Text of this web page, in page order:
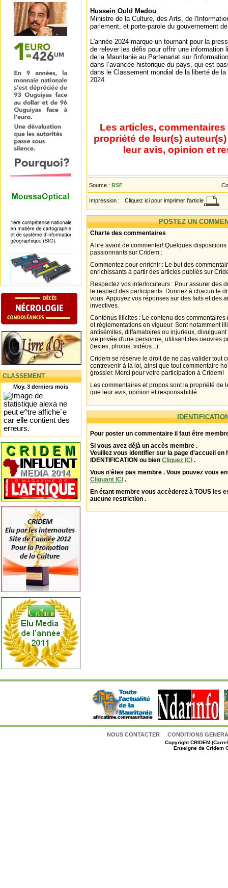
CLASSEMENT
Moy. 3 derniers mois
Hussein Ould Medou
Ministre de la Culture, des Arts, de
parlement, et porte-parole du gouvernement
L'année 2024 marque un tournant pour la
de relever les défis pour offrir une information
de la Mauritanie au Partenariat sur
dans l’avancée historique du pays, qui est
dans le Classement mondial de la liberté de
2024.
Les articles,
propriété de leur(s)
leur avis, opinion et
Source : RSF
Impression : Cliquez ici pour imprimer l'article
POSTEZ UN
Charte des commentaires
A lire avant de commenter! Quelques
passionnants sur Cridem :
Commentez pour enrichir : Le but des
enrichissants à partir des articles publiés sur
Respectez vos interlocuteurs : Pour assurer des
le respect des participants. Donnez à chacun le
vous. Appuyez vos réponses sur des faits et des
invectives.
Contenus illicites : Le contenu des
et réglementations en vigueur. Sont notamment
antisémites, diffamatoires ou injurieux,
vie privée d'une personne, utilisant des oeuvres
(textes, photos, vidéos...).
Cridem se réserve le droit de ne pas valider tout
contrevenir à la loi, ainsi que tout commentaire
grossier. Merci pour votre participation à Cridem!
Les commentaires et propos sont la propriété de
que leur avis, opinion et responsabilité.
Pour poster un commentaire il faut être
Si vous avez déjà un accès membre .
Veuillez vous identifier sur la page d'accueil en
IDENTIFICATION ou bien Cliquez ICI .
Vous n'êtes pas membre . Vous pouvez vous
Cliquant ICI .
En étant membre vous accèderez à TOUS les
aucune restriction .
NOUS CONTACTER CONDITIONS
CopyrightCRIDEM
Enseigne de Cridem